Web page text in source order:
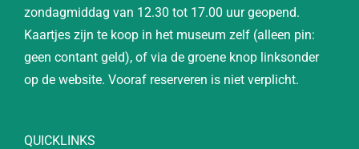
zondagmiddag van 12.30 tot 17.00 uur geopend.
Kaartjes zijn te koop in het museum zelf (alleen pin:
geen contant geld), of via de groene knop linksonder
op de website. Vooraf reserveren is niet verplicht.
QUICKLINKS